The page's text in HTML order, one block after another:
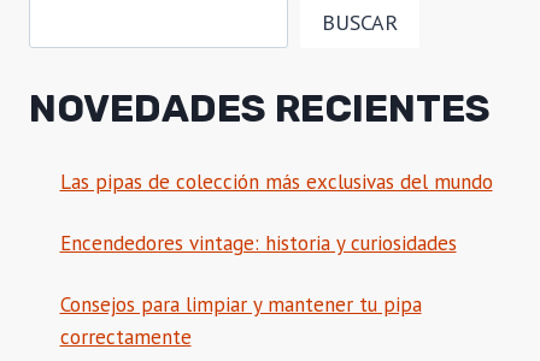
BUSCAR
NOVEDADES RECIENTES
Las pipas de colección más exclusivas del mundo
Encendedores vintage: historia y curiosidades
Consejos para limpiar y mantener tu pipa
correctamente